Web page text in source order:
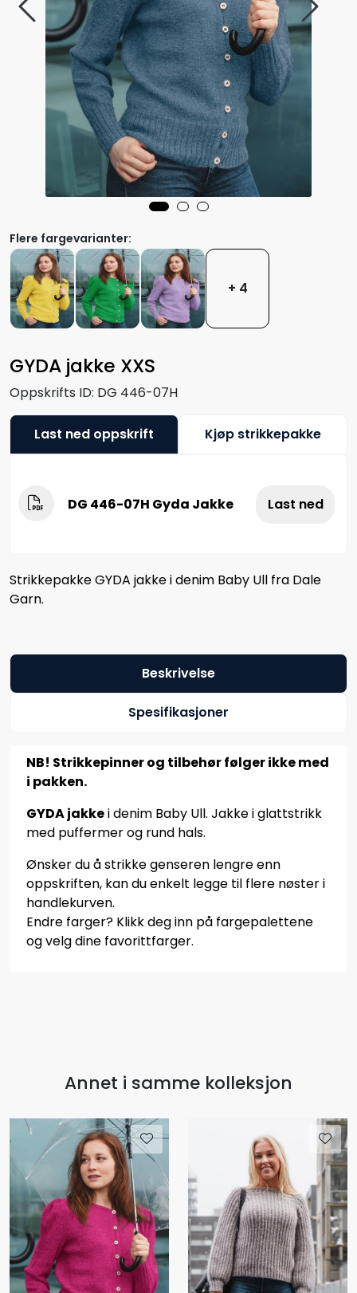
GYDA jakke XXS
Oppskrifts ID: DG 446-07H
Flere fargevarianter:
+ 4
Last ned oppskrift Kjøp strikkepakke
DG 446-07H Gyda Jakke Last ned
Strikkepakke GYDA jakke i denim Baby Ull fra Dale
Garn.
Beskrivelse
Spesifikasjoner
NB! Strikkepinner og tilbehør følger ikke med
i pakken.
GYDA jakkei denim Baby Ull. Jakke i glattstrikk
med puffermer og rund hals.
Ønsker du å strikke genseren lengre enn
oppskriften, kan du enkelt legge til flere nøster i
handlekurven.
Endre farger? Klikk deg inn på fargepalettene
og velg dine favorittfarger.
Annet i samme kolleksjon